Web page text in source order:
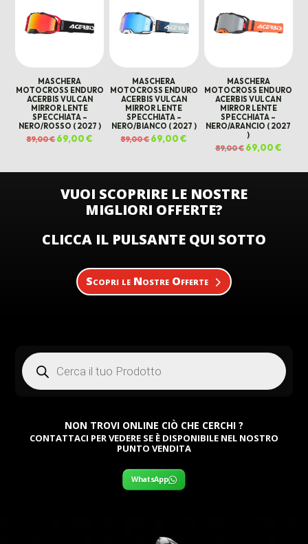
MASCHERA
MOTOCROSS ENDURO
ACERBIS VULCAN
MIRROR LENTE
SPECCHIATA –
NERO/ROSSO ( 2027 )
89,00€Il
prezzo
69,00€
MASCHERA
MOTOCROSS ENDURO
ACERBIS VULCAN
MIRROR LENTE
SPECCHIATA –
NERO/BIANCO ( 2027 )
89,00€Il
prezzo
69,00€
attuale
MASCHERA
MOTOCROSS ENDURO
ACERBIS VULCAN
MIRROR LENTE
SPECCHIATA –
NERO/ARANCIO ( 2027
)
89,00€ Il
prezzo
89,00 €.
69,00€Il
69,00
VUOI SCOPRIRE LE NOSTRE
MIGLIORI OFFERTE?
CLICCA IL PULSANTE QUI SOTTO
Scopri le Nostre Offerte
Products
search
NON TROVI ONLINE CIÒ CHE CERCHI ?
CONTATTACI PER VEDERE SE È DISPONIBILE NEL NOSTRO
PUNTO VENDITA
WhatsApp